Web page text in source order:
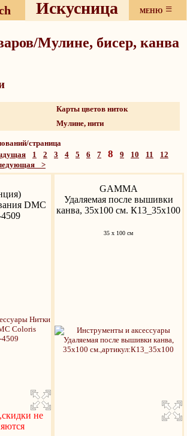
Искусница МЕНЮ ≡
Мулине, бисер, канва
Карты цветов ниток
Мулине, нити
страница
1 2 3 4 5 6 7 8 9 10 11
12
>
DMC
не
GAMMA
Удаляемая после вышивки
канва, 35х100 см. К13_35х100
35 х 100 см